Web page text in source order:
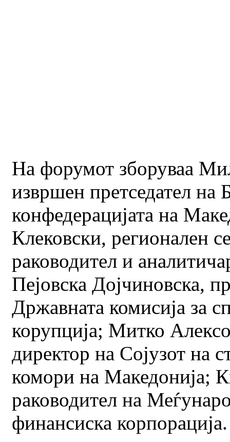
На форумот зборуваа
извршен претседател на
конфедерацијата на
Клековски, регионален
раководител и
Пејовска Дојчиновска,
Државната комисија за
корупција; Митко
директор на Сојузот на
комори на Македонија;
раководител на
финансиска корпорација.